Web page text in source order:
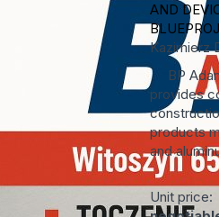
AND
Kazimierz
BP
provides
products
and
Unit price: